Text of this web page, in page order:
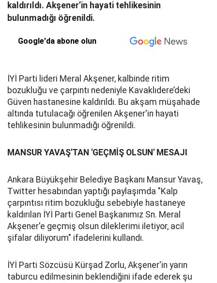
kaldırıldı. Akşener’in hayati tehlikesinin
bulunmadığı öğrenildi.
Google'da abone olun
İYİ Parti lideri Meral Akşener, kalbinde ritim
bozukluğu ve çarpıntı nedeniyle Kavaklıdere’deki
Güven hastanesine kaldırıldı. Bu akşam müşahade
altında tutulacağı öğrenilen Akşener'in hayati
tehlikesinin bulunmadığı öğrenildi.
MANSUR YAVAŞ'TAN 'GEÇMİŞ OLSUN' MESAJI
Ankara Büyükşehir Belediye Başkanı Mansur Yavaş,
Twitter hesabından yaptığı paylaşımda "Kalp
çarpıntısı ritim bozukluğu sebebiyle hastaneye
kaldırılan İYİ Parti Genel Başkanımız Sn. Meral
Akşener'e geçmiş olsun dileklerimi iletiyor, acil
şifalar diliyorum" ifadelerini kullandı.
İYİ Parti Sözcüsü Kürşad Zorlu, Akşener'in yarın
taburcu edilmesinin beklendiğini ifade ederek şu